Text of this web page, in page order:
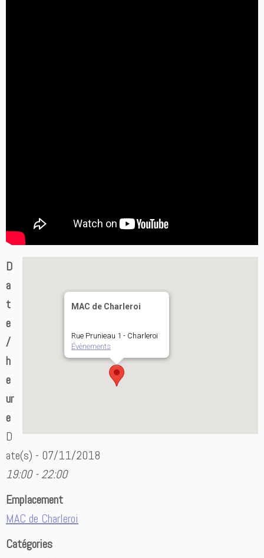
MAC de Charleroi
Rue Prunieau 1 - Charleroi
Évènements
D
a
t
e
/
h
e
ur
e
D
ate(s) - 07/11/2018
19:00 - 22:00
Emplacement
MAC de Charleroi
Catégories